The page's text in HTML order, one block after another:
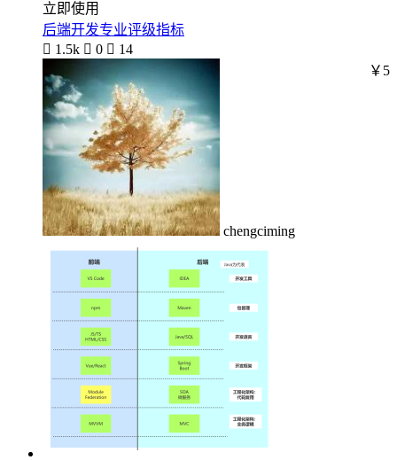
立即使用
后端开发专业评级指标
 1.5k  0  14
chengciming
￥5